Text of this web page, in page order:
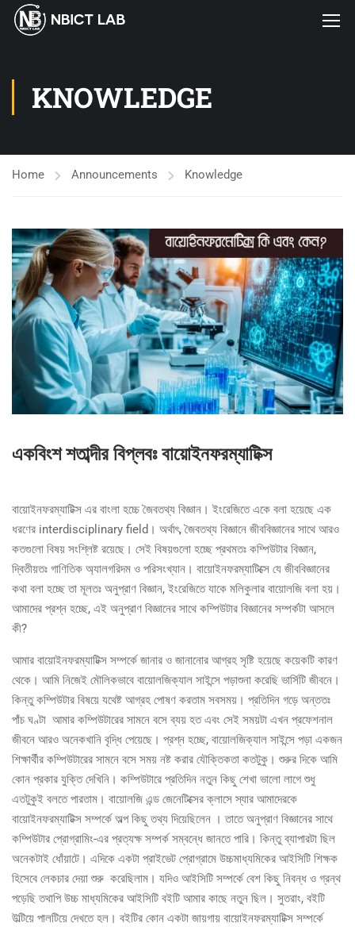
KNOWLEDGE
Home Announcements Knowledge
একবিংশ শতাব্দীর বিপ্লবঃ বায়োইনফরম্যাটিক্স
বায়োইনফরম্যাটিক্স এর বাংলা হচ্চে জৈবতথ্য বিজ্ঞান। ইংরেজিতে একে বলা হয়েছে এক
ধরণের interdisciplinary field। অর্থাৎ, জৈবতথ্য বিজ্ঞানে জীববিজ্ঞানের সাথে আরও
কতগুলো বিষয় সংশ্লিষ্ট রয়েছে। সেই বিষয়গুলো হচ্ছে প্রথমতঃ কম্পিউটার বিজ্ঞান,
দ্বিতীয়তঃ গাণিতিক অ্যালগরিদম ও পরিসংখ্যান। বায়োইনফরম্যাটিক্সে যে জীববিজ্ঞানের
কথা বলা হচ্ছে তা মূলতঃ অনুপ্রাণ বিজ্ঞান, ইংরেজিতে যাকে মলিকুলার বায়োলজি বলা হয়।
আমাদের প্রশ্ন হচ্ছে, এই অনুপ্রাণ বিজ্ঞানের সাথে কম্পিউটার বিজ্ঞানের সম্পর্কটা আসলে
কী?
আমার বায়োইনফরম্যাটিক্স সম্পর্কে জানার ও জানানোর আগ্রহ সৃষ্টি হয়েছে কয়েকটি কারণ
থেকে। আমি নিজেই মৌলিকভাবে বায়োলজিক্যাল সাইন্সে পড়াশুনা করেছি ভার্সিটি জীবনে।
কিন্তু কম্পিউটার বিষয়ে যথেষ্ট আগ্রহ পোষণ করতাম সবসময়। প্রতিদিন গড়ে অন্ততঃ
পাঁচ ঘণ্টা আমার কম্পিউটারের সামনে বসে ব্যয় হত এবং সেই সময়টা এখন প্রফেশনাল
জীবনে আরও অনেকখানি বৃদ্ধি পেয়েছে। প্রশ্ন হচ্ছে, বায়োলজিক্যাল সাইন্সে পড়া একজন
শিক্ষার্থীর কম্পিউটারের সামনে বসে সময় নষ্ট করার যৌক্তিকতা কতটুকু। শুরুর দিকে আমি
কোন প্রকার যুক্তি দেখিনি। কম্পিউটারে প্রতিদিন নতুন কিছু শেখা ভালো লাগে শুধু
এতটুকুই বলতে পারতাম। বায়োলজি এন্ড জেনেটিক্সের ক্লাসে স্যার আমাদেরকে
বায়োইনফরম্যাটিক্স সম্পর্কে অল্প কিছু তথ্য দিয়েছিলেন । তাতে অনুপ্রাণ বিজ্ঞানের সাথে
কম্পিউটার প্রোগ্রামিং-এর প্রত্যক্ষ সম্পর্ক সম্বন্ধে জানতে পারি। কিন্তু ব্যাপারটা ছিল
অনেকটাই ধোঁয়াটে। এদিকে একটা প্রাইভেট প্রোগ্রামে উচ্চমাধ্যমিকের আইসিটি শিক্ষক
হিসেবে লেকচার দেয়া শুরু করেছিলাম। যদিও আইসিটি সম্পর্কে বেশ কিছু নিবন্ধ ও গ্রন্থ
পড়েছি তথাপি উচ্চ মাধ্যমিকের আইসিটি বইটি আমার কাছে নতুন ছিল। সুতরাং, বইটি
উল্টিয়ে পালটিয়ে দেখতে হল। বইটির কোন একটা জায়গায় বায়োইনফরম্যাটিক্স সম্পর্কে